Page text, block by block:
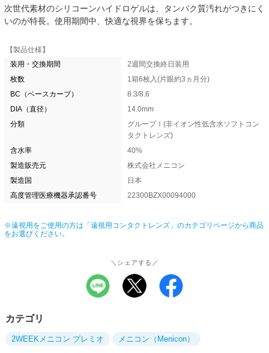
次世代素材のシリコーンハイドロゲルは、タンパク質汚れがつきにく
いのが特長。使用期間中、快適な視界を保ちます。
【製品仕様】
装用・交換期間
2週間交換終日装用
枚数
1箱6枚入(片眼約3ヵ月分)
BC（ベースカーブ）
8.3/8.6
DIA（直径）
14.0mm
分類
グループⅠ(非イオン性低含水ソフトコン
タクトレンズ)
含水率
40%
製造販売元
株式会社メニコン
製造国
日本
高度管理医療機器承認番号
22300BZX00094000
※遠視用をご使用の方は「遠視用コンタクトレンズ」のカテゴリページから商品
をお選びください。
＼シェアする／
カテゴリ
2WEEKメニコン プレミオ メニコン（Menicon）